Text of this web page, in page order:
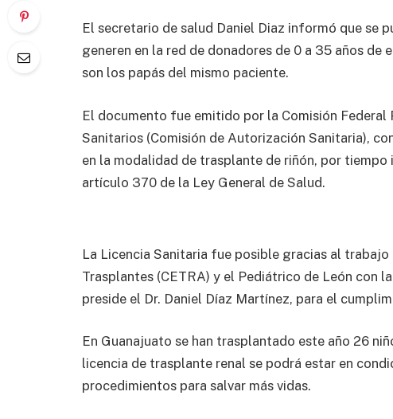
El secretario de salud Daniel Diaz informó que se
generen en la red de donadores de 0 a 35 años
son los papás del mismo paciente.
El documento fue emitido por la Comisión
Sanitarios (Comisión de Autorización Sanitaria),
en la modalidad de trasplante de riñón, por
artículo 370 de la Ley General de Salud.
La Licencia Sanitaria fue posible gracias al
Trasplantes (CETRA) y el Pediátrico de León con
preside el Dr. Daniel Díaz Martínez, para el
En Guanajuato se han trasplantado este año 26
licencia de trasplante renal se podrá estar en
procedimientos para salvar más vidas.